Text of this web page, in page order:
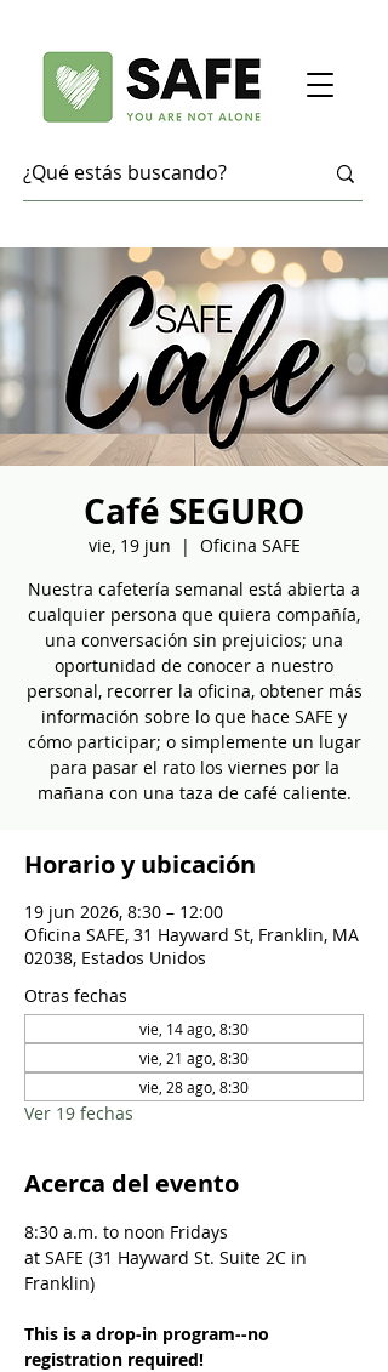
Café SEGURO
vie, 19 jun
  |
Oficina SAFE
Nuestra cafetería semanal está abierta a
cualquier persona que quiera compañía,
una conversación sin prejuicios; una
oportunidad de conocer a nuestro
personal, recorrer la oficina, obtener más
información sobre lo que hace SAFE y
cómo participar; o simplemente un lugar
para pasar el rato los viernes por la
mañana con una taza de café caliente.
Horario y ubicación
19 jun 2026, 8:30 – 12:00
Oficina SAFE, 31 Hayward St, Franklin, MA
02038, Estados Unidos
Otras fechas
vie, 14 ago, 8:30
vie, 21 ago, 8:30
vie, 28 ago, 8:30
Ver 19 fechas
Acerca del evento
8:30 a.m. to noon Fridays
at SAFE (31 Hayward St. Suite 2C in
Franklin)
This is a drop-in program--no
registration required!